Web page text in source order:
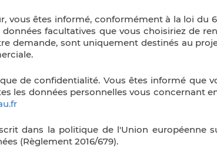
vous êtes informé, conformément à la loi du
données facultatives que vous choisiriez de
demande, sont uniquement destinés au
de confidentialité. Vous êtes informé que
les données personnelles vous concernant
dans la politique de l'Union
(Règlement 2016/679).